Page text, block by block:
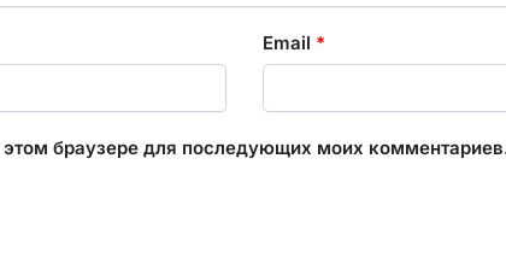
Email *
браузере для последующих моих